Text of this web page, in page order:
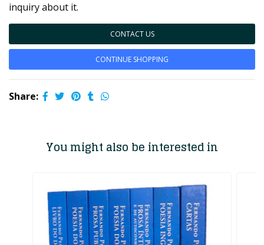
inquiry about it.
CONTACT US
CONTINUE SHOPPING
Share:
You might also be interested in